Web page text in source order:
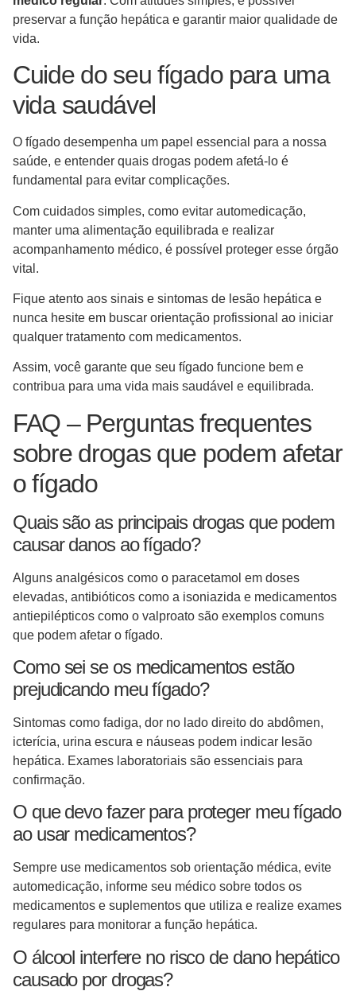
preservar a função hepática e garantir maior qualidade de
vida.
Cuide do seu fígado para uma
vida saudável
O fígado desempenha um papel essencial para a nossa
saúde, e entender quais drogas podem afetá-lo é
fundamental para evitar complicações.
Com cuidados simples, como evitar automedicação,
manter uma alimentação equilibrada e realizar
acompanhamento médico, é possível proteger esse órgão
vital.
Fique atento aos sinais e sintomas de lesão hepática e
nunca hesite em buscar orientação profissional ao iniciar
qualquer tratamento com medicamentos.
Assim, você garante que seu fígado funcione bem e
contribua para uma vida mais saudável e equilibrada.
FAQ – Perguntas frequentes
sobre drogas que podem afetar
o fígado
Quais são as principais drogas que podem
causar danos ao fígado?
Alguns analgésicos como o paracetamol em doses
elevadas, antibióticos como a isoniazida e medicamentos
antiepilépticos como o valproato são exemplos comuns
que podem afetar o fígado.
Como sei se os medicamentos estão
prejudicando meu fígado?
Sintomas como fadiga, dor no lado direito do abdômen,
icterícia, urina escura e náuseas podem indicar lesão
hepática. Exames laboratoriais são essenciais para
confirmação.
O que devo fazer para proteger meu fígado
ao usar medicamentos?
Sempre use medicamentos sob orientação médica, evite
automedicação, informe seu médico sobre todos os
medicamentos e suplementos que utiliza e realize exames
regulares para monitorar a função hepática.
O álcool interfere no risco de dano hepático
causado por drogas?